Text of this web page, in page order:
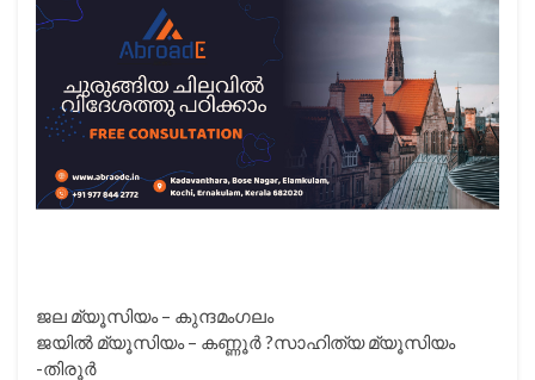
ജല മ്യൂസിയം – കുന്ദമംഗലം
ജയിൽ മ്യൂസിയം – കണ്ണൂർ ?സാഹിത്യ മ്യൂസിയം
-തിരൂർ